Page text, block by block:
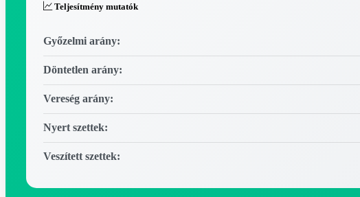
Teljesítmény mutatók
Győzelmi arány:
Döntetlen arány:
Vereség arány:
Nyert szettek:
Veszített szettek: